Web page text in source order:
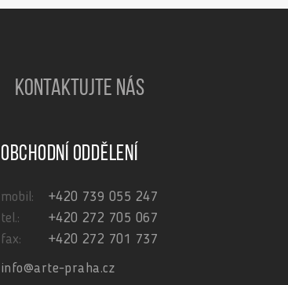
KONTAKTUJTE NÁS
Obchodní oddělení
mobil:
+420 739 055 247
tel.:
+420 272 705 067
fax:
+420 272 701 737
info@arte-praha.cz